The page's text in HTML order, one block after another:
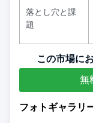
落とし穴と課
題
この市場に
無
フォトギャラリ